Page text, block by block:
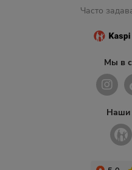
Часто
Мы в
Наши